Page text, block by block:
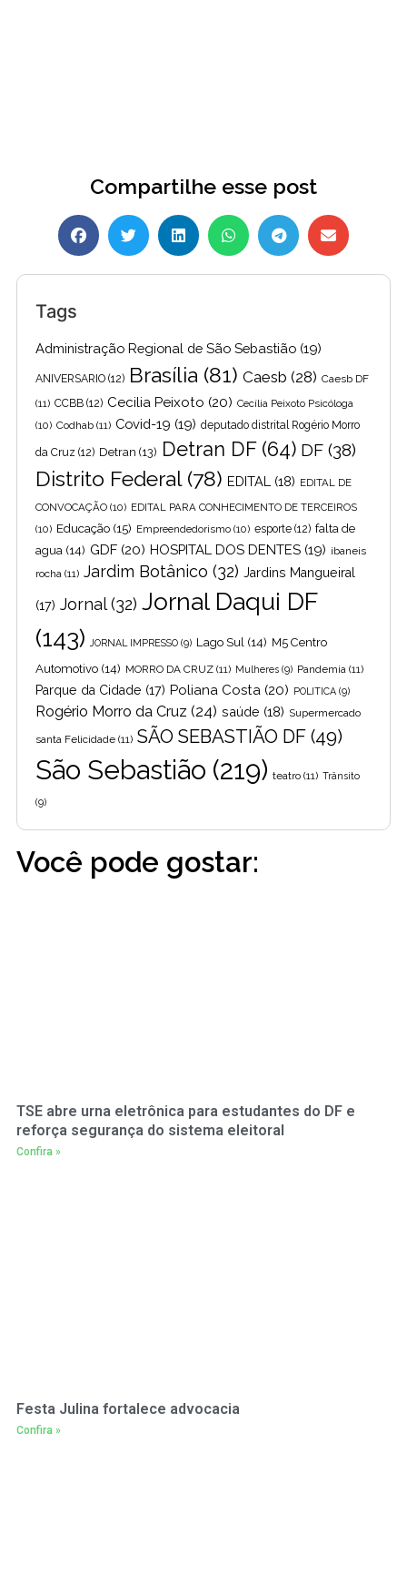
Compartilhe esse post
Tags
Administração Regional de São Sebastião (19)
ANIVERSARIO (12) Brasília (81) Caesb (28) Caesb DF
(11) CCBB (12) Cecilia Peixoto (20) Cecília Peixoto Psicóloga
(10) Codhab (11) Covid-19 (19) deputado distrital Rogério Morro
da Cruz (12) Detran (13) Detran DF(64) DF (38)
Distrito Federal(78) EDITAL (18) EDITAL DE
CONVOCAÇÃO (10) EDITAL PARA CONHECIMENTO DE TERCEIROS
(10) Educação (15) Empreendedorismo (10) esporte (12) falta de
agua (14) GDF (20) HOSPITAL DOS DENTES (19) ibaneis
rocha (11) Jardim Botânico (32) Jardins Mangueiral
(17) Jornal(32) Jornal Daqui DF
(143)
JORNAL IMPRESSO (9) Lago Sul (14) M5 Centro
Automotivo (14) MORRO DA CRUZ (11) Mulheres (9) Pandemia (11)
Parque da Cidade (17) Poliana Costa (20) POLITICA (9)
Rogério Morro da Cruz (24) saúde (18) Supermercado
santa Felicidade (11) SÃO SEBASTIÃO DF (49)
São Sebastião (219) teatro (11) Trânsito
(9)
Você pode gostar:
TSE abre urna eletrônica para estudantes do DF e
reforça segurança do sistema eleitoral
Confira »
Festa Julina fortalece advocacia
Confira »